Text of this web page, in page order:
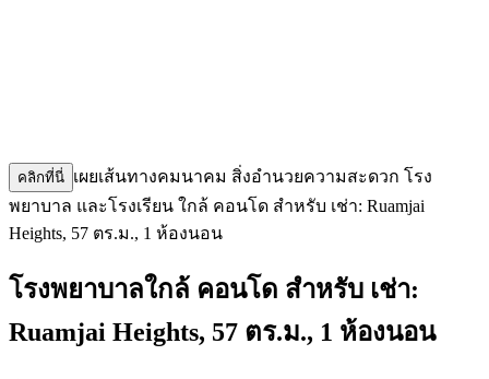
คลิกที่นี่ เผยเส้นทางคมนาคม สิ่งอำนวยความสะดวก โรง
พยาบาล และโรงเรียน ใกล้ คอนโด สำหรับ เช่า: Ruamjai
Heights, 57 ตร.ม., 1 ห้องนอน
โรงพยาบาลใกล้ คอนโด สำหรับ เช่า:
Ruamjai Heights, 57 ตร.ม., 1 ห้องนอน